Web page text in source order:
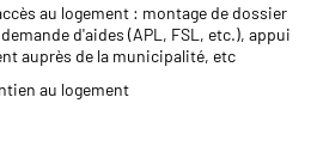
au logement : montage de dossier
d'aides (APL, FSL, etc.), appui
auprès de la municipalité, etc
au logement